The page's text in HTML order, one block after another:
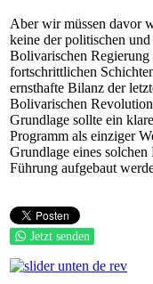
Aber wir müssen davor
keine der politischen
Bolivarischen
fortschrittlichen
ernsthafte Bilanz der
Bolivarischen
Grundlage sollte ein
Programm als einziger
Grundlage eines solchen
Führung aufgebaut
Jetzt senden